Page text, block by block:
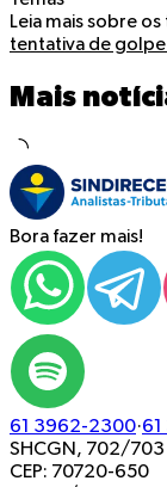
Leia mais sobre
tentativa de golpe
Mais
Bora fazer mais!
61 3962-2300·
SHCGN, 702/703
CEP: 70720-650